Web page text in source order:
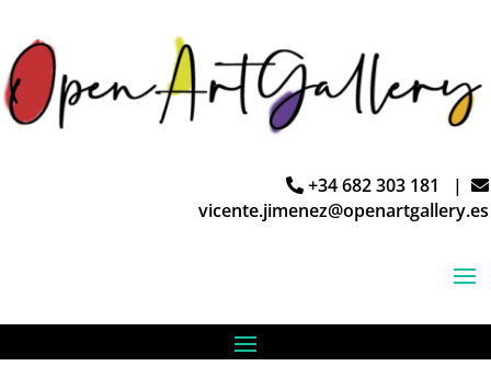
+34 682 303 181 |
vicente.jimenez@openartgallery.es